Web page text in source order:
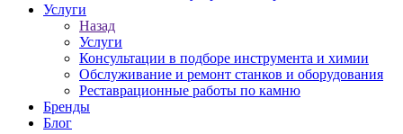
Услуги
Назад
Услуги
Консультации в подборе инструмента и химии
Обслуживание и ремонт станков и оборудования
Реставрационные работы по камню
Бренды
Блог